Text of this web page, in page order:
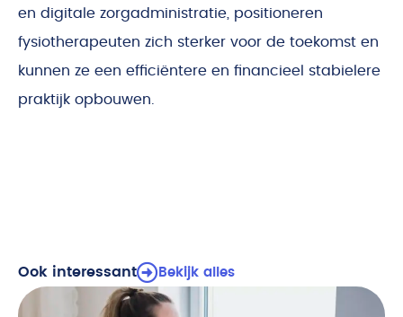
en digitale zorgadministratie, positioneren
fysiotherapeuten zich sterker voor de toekomst en
kunnen ze een efficiëntere en financieel stabielere
praktijk opbouwen.
Ook interessant Bekijk alles